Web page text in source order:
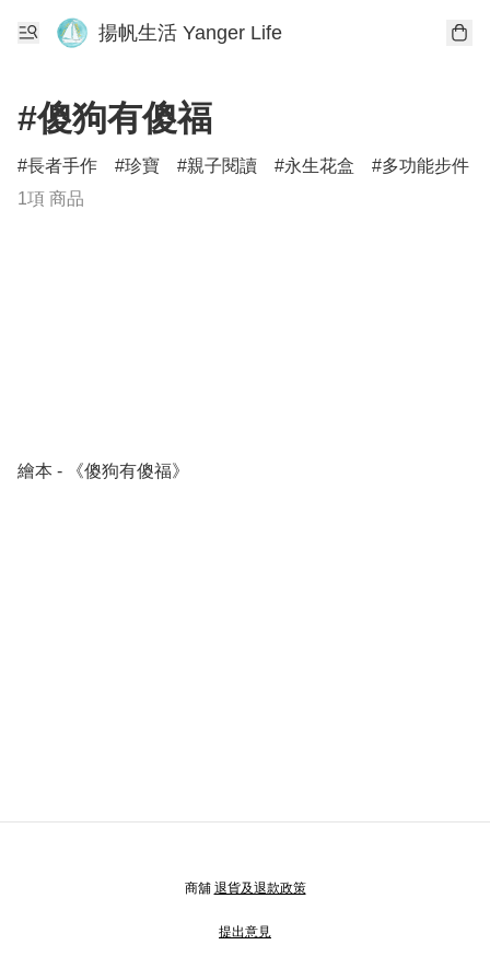
揚帆生活 Yanger Life
#傻狗有傻福
長者手作 珍寶 親子閱讀 永生花盒
多功能步件
1項 商品
繪本 - 《傻狗有傻福》
商舖 退貨及退款政策
提出意見